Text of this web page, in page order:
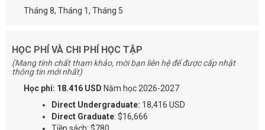
Tháng 8, Tháng 1, Tháng 5
HỌC PHÍ VÀ CHI PHÍ HỌC TẬP
(Mang tính chất tham khảo, mời bạn liên hệ để được cấp nhật
thông tin mới nhất)
Học phí: 18.416 USD Năm học 2026-2027
Direct Undergraduate: 18,416 USD
Direct Graduate: $16,666
Tiền sách: $780